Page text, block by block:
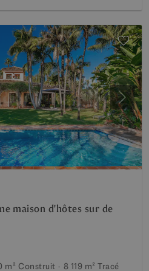
maison d'hôtes sur de
m² Construit 8 119 m² Tracé